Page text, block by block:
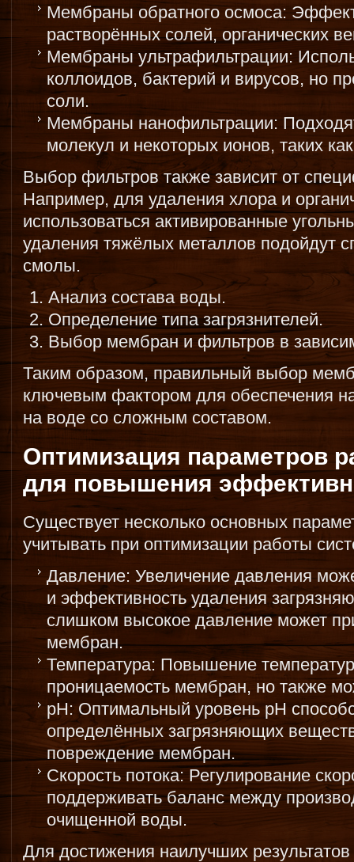
Мембраны обратного осмоса:
растворённых солей, органических
Мембраны ультрафильтрации:
коллоидов, бактерий и вирусов, но
соли.
Мембраны нанофильтрации:
молекул и некоторых ионов, таких
Выбор фильтров также зависит от
Например, для удаления хлора и
использоваться активированные
удаления тяжёлых металлов подойдут
смолы.
Анализ состава воды.
Определение типа загрязнителей.
Выбор мембран и фильтров в
Таким образом, правильный выбор
ключевым фактором для обеспечения
на воде со сложным составом.
Оптимизация параметров
для повышения
Существует несколько основных
учитывать при оптимизации работы
Давление: Увеличение давления
и эффективность удаления
слишком высокое давление может
мембран.
Температура: Повышение
проницаемость мембран, но также
pH: Оптимальный уровень pH
определённых загрязняющих
повреждение мембран.
Скорость потока: Регулирование
поддерживать баланс между
очищенной воды.
Для достижения наилучших